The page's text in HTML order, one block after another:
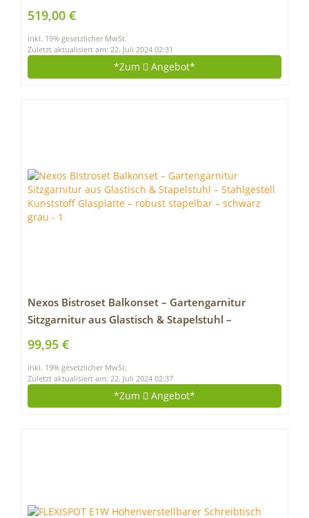
Rückenkissen, Kunststoff, runde Rattanoptik, 199
x 68 x 72 cm
519,00 €
inkl. 19% gesetzlicher MwSt.
Zuletzt aktualisiert am: 22. Juli 2024 02:31
*Zum Angebot*
Nexos Bistroset Balkonset – Gartengarnitur
Sitzgarnitur aus Glastisch & Stapelstuhl –
Stahlgestell Kunststoff Glasplatte – robust
stapelbar – schwarz grau
99,95 €
inkl. 19% gesetzlicher MwSt.
Zuletzt aktualisiert am: 22. Juli 2024 02:37
*Zum Angebot*